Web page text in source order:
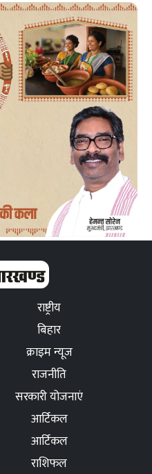
राष्ट्रीय
बिहार
क्राइम न्यूज
राजनीति
सरकारी योजनाएं
आर्टिकल
आर्टिकल
राशिफल